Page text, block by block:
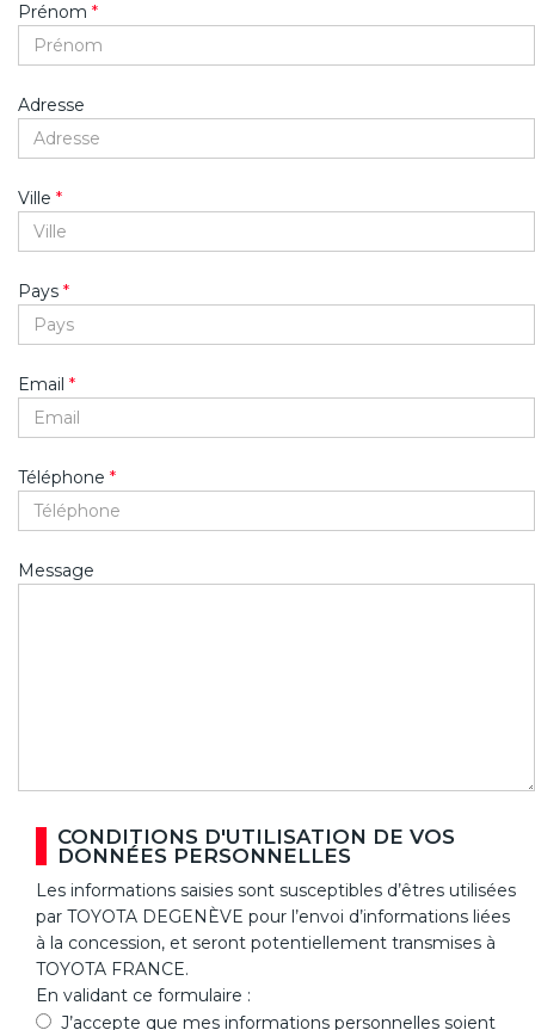
Prénom *
Adresse
Ville *
Pays *
Email *
Téléphone *
Message
CONDITIONS D'UTILISATION DE VOS
DONNÉES PERSONNELLES
Les informations saisies sont susceptibles d’êtres utilisées
par TOYOTA DEGENÈVE pour l’envoi d’informations liées
à la concession, et seront potentiellement transmises à
TOYOTA FRANCE.
En validant ce formulaire :
J’accepte que mes informations personnelles soient